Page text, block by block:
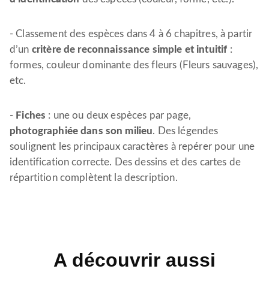
- Classement des espèces dans 4 à 6 chapitres, à partir
d’un critère de reconnaissance simple et intuitif :
formes, couleur dominante des fleurs (Fleurs sauvages),
etc.
- Fiches : une ou deux espèces par page,
photographiée dans son milieu. Des légendes
soulignent les principaux caractères à repérer pour une
identification correcte. Des dessins et des cartes de
répartition complètent la description.
A découvrir aussi